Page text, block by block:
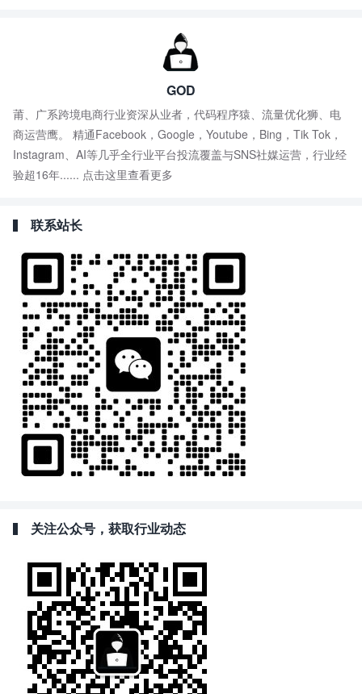
GOD
莆、广系跨境电商行业资深从业者，代码程序猿、流量优化狮、电
商运营鹰。 精通Facebook，Google，Youtube，Bing，Tik Tok，
Instagram、AI等几乎全行业平台投流覆盖与SNS社媒运营，行业经
验超16年...... 点击这里查看更多
联系站长
关注公众号，获取行业动态